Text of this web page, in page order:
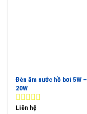
Đèn âm nước hồ bơi 5W –
20W
0
Liên hệ